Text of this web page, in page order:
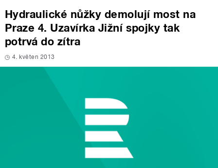
Hydraulické nůžky demolují most na
Praze 4. Uzavírka Jižní spojky tak
potrvá do zítra
4. květen 2013